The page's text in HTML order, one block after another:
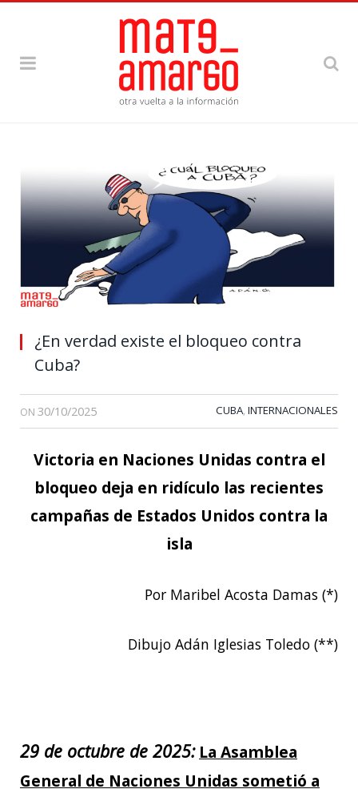
¿En verdad existe el bloqueo contra
Cuba?
ON 30/10/2025 CUBA, INTERNACIONALES
Victoria en Naciones Unidas contra el
bloqueo deja en ridículo las recientes
campañas de Estados Unidos contra la
isla
Por Maribel Acosta Damas (*)
Dibujo Adán Iglesias Toledo (**)
29 de octubre de 2025: La Asamblea
General de Naciones Unidas sometió a